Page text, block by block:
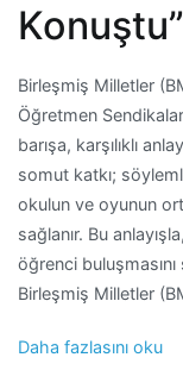
Konuştu”
Birleşmiş Milletler
Öğretmen
barışa, karşılıklı
somut katkı;
okulun ve oyunun
sağlanır. Bu
öğrenci
Birleşmiş Milletler
Daha fazlasını oku